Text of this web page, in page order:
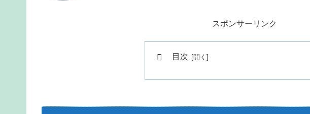
スポンサーリンク
目次